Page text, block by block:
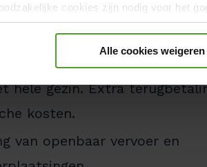
cookies zijn nodig voor het
Alle cookies weigeren
salaris inklasse 5,
Groepsverzekering en
hele gezin. Extra
kosten.
van openbaar vervoer en